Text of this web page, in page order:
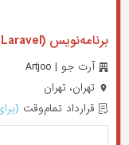
برنامه‌نویس PHP (Laravel)
آرت جو | Artjoo
تهران، تهران
قرارداد تمام‌وقت